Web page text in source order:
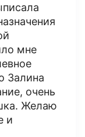
мне
Залина
очень
Желаю
и